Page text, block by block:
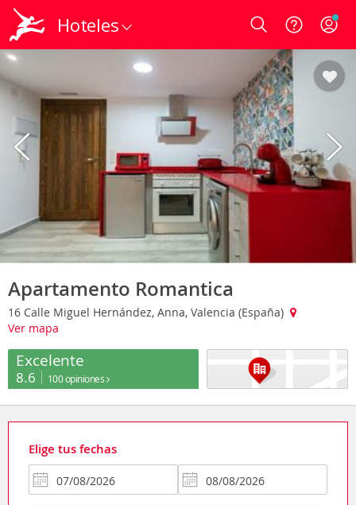
Hoteles Login
Apartamento Romantica
16 Calle Miguel Hernández, Anna, Valencia (España)
Ver mapa
Excelente
8.6 100 opiniones
Elige tus fechas